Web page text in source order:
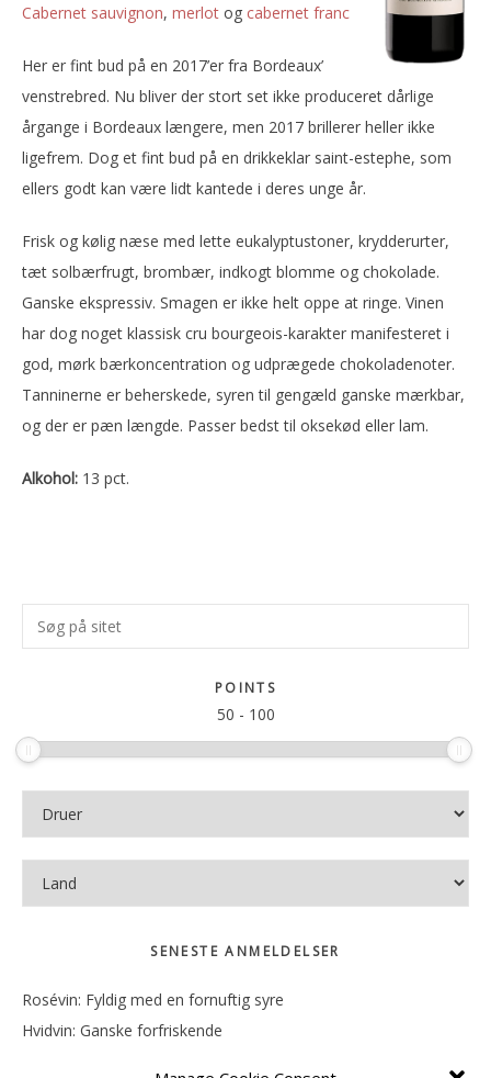
cabernet sauvignon, merlot og cabernet franc
Her er fint bud på en 2017’er fra Bordeaux’
venstrebred. Nu bliver der stort set ikke produceret dårlige
årgange i Bordeaux længere, men 2017 brillerer heller ikke
ligefrem. Dog et fint bud på en drikkeklar saint-estephe, som
ellers godt kan være lidt kantede i deres unge år.
Frisk og kølig næse med lette eukalyptustoner, krydderurter,
tæt solbærfrugt, brombær, indkogt blomme og chokolade.
Ganske ekspressiv. Smagen er ikke helt oppe at ringe. Vinen
har dog noget klassisk cru bourgeois-karakter manifesteret i
god, mørk bærkoncentration og udprægede chokoladenoter.
Tanninerne er beherskede, syren til gengæld ganske mærkbar,
og der er pæn længde. Passer bedst til oksekød eller lam.
Alkohol: 13 pct.
Primær
Sidebar
Søg
på
POINTS
50 - 100
SENESTE ANMELDELSER
Rosévin: Fyldig med en fornuftig syre
Hvidvin: Ganske forfriskende